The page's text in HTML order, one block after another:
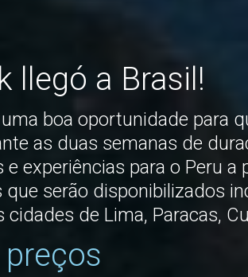
llegó a Brasil!
boa oportunidade para
as duas semanas de
e experiências para o Peru
serão disponibilizados
cidades de Lima, Paracas,